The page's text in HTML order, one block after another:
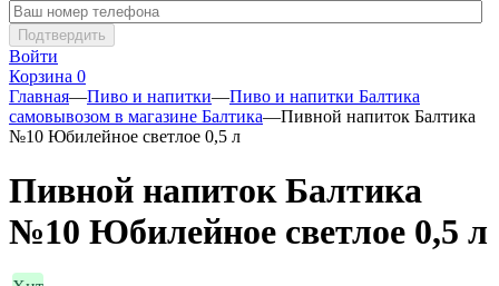
Подтвердить
Войти
Корзина 0
Главная—Пиво и напитки—Пиво и напитки Балтика
самовывозом в магазине Балтика—Пивной напиток Балтика
№10 Юбилейное светлое 0,5 л
Пивной напиток Балтика
№10 Юбилейное светлое 0,5 л